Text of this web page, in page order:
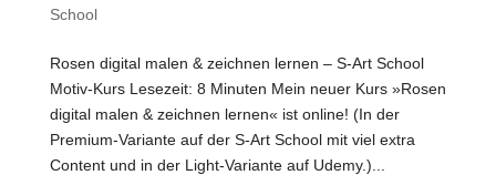
School
Rosen digital malen & zeichnen lernen – S-Art School
Motiv-Kurs Lesezeit: 8 Minuten Mein neuer Kurs »Rosen
digital malen & zeichnen lernen« ist online! (In der
Premium-Variante auf der S-Art School mit viel extra
Content und in der Light-Variante auf Udemy.)...